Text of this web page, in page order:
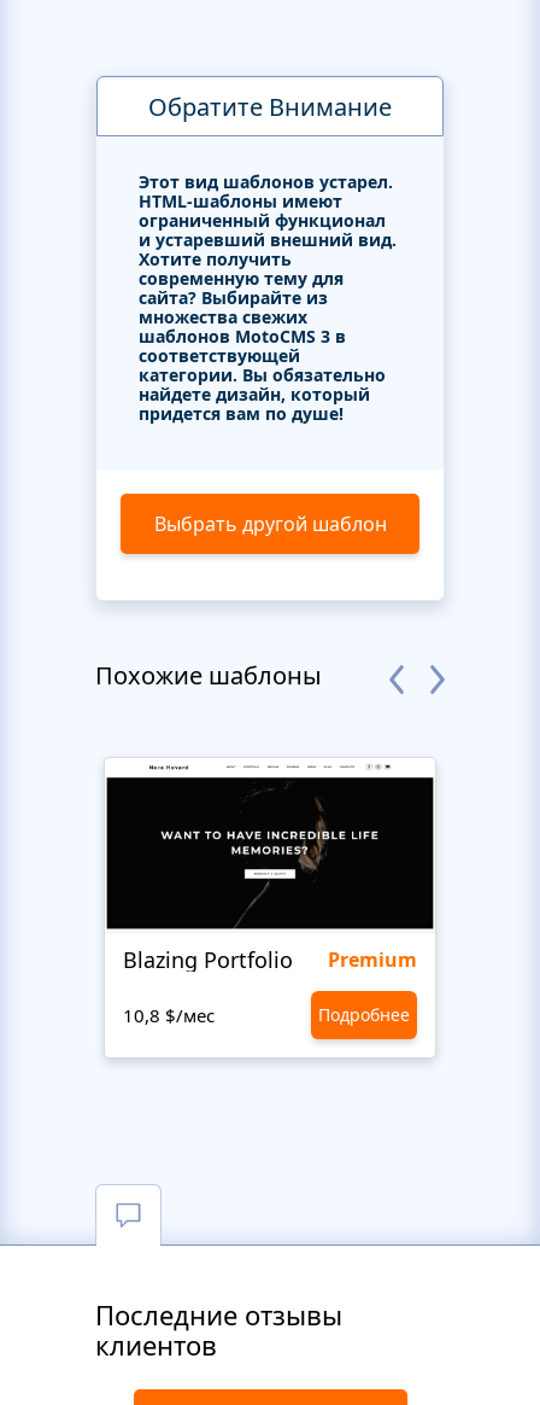
Обратите Внимание
Этот вид шаблонов устарел.
HTML-шаблоны имеют
ограниченный функционал
и устаревший внешний вид.
Хотите получить
современную тему для
сайта? Выбирайте из
множества свежих
шаблонов MotoCMS 3 в
соответствующей
категории. Вы обязательно
найдете дизайн, который
придется вам по душе!
Выбрать другой шаблон
Похожие шаблоны
Blazing Portfolio Premium
10,8 $/мес Подробнее
Последние отзывы
клиентов